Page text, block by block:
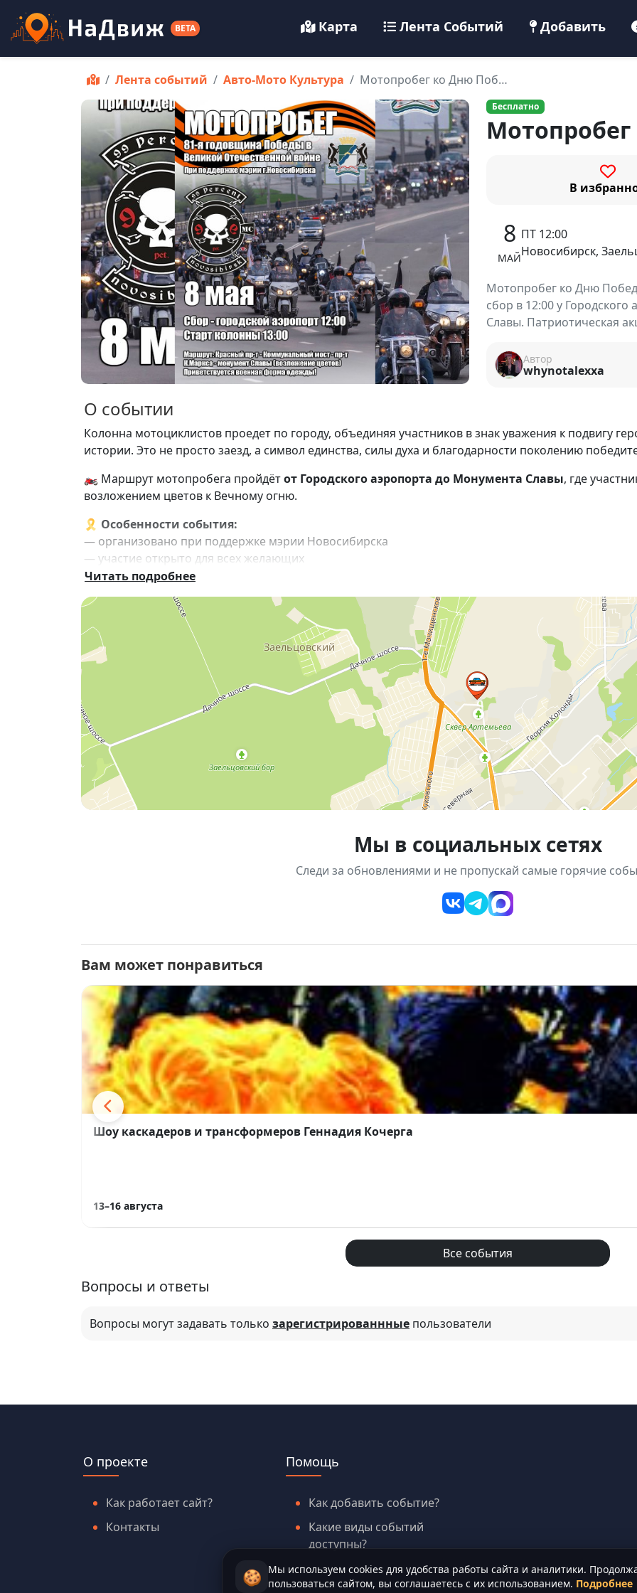
BETA Карта Лента Событий Добавить
Лента событий Авто-Мото Культура Мотопробег ко Дню Поб…
Бесплатно
В
8
МАЙ
ПТ 12:00
Новосибирск,
Мотопробег ко Дню
сбор в 12:00 у
Славы. Патриотическая
Автор
whynotalexxa
О событии
Колонна мотоциклистов проедет по городу, объединяя участников в знак уважения к подвигу
истории. Это не просто заезд, а символ единства, силы духа и благодарности поколению
🏍 Маршрут мотопробега пройдётот Городского аэропорта до Монумента Славы, где
возложением цветов к Вечному огню.
🎗 Особенности события:
— организовано при поддержке мэрии Новосибирска
— участие открыто для всех желающих
— приветствуется военная форма одежды
Это событие объединяет мото-сообщество и всех неравнодушных жителей города, создавая
формате.
Основная информация:
📅 Дата: 8 мая 2026
⏰ Сбор: 12:00 | Старт: 13:00
📍 Маршрут: Городской аэропорт → Монумент Славы
🎫 Участие: свободное
Читать подробнее
Мы в социальных сетях
Следи за обновлениями и не пропускай самые горячие
Вам может понравиться
Шоу каскадеров и трансформеров Геннадия Кочерга
13–16 августа
Все события
Вопросы и ответы
Вопросы могут задавать только зарегистрированнные пользователи
О проекте
Как работает сайт?
Контакты
Помощь
Как добавить событие?
Какие виды событий
доступны?
🍪 Мы используем cookies для удобства работы сайта и аналитики.
пользоваться сайтом, вы соглашаетесь с их использованием. Подробнее